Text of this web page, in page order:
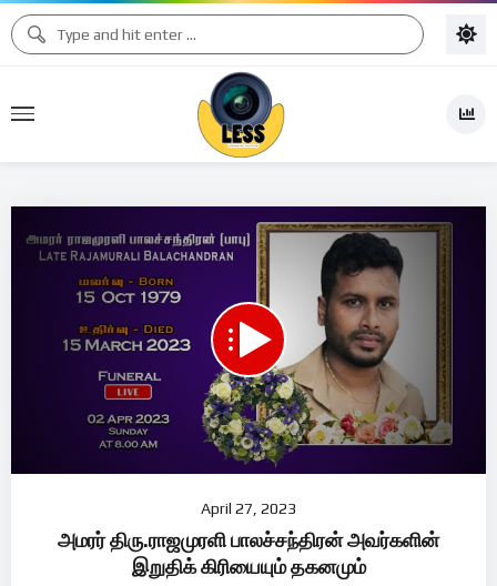
Code 150: Unknown error.
Download File: https://www.youtube.com/watch?v=zz3JBu1MfdY
April 27, 2023
அமரர் திரு.ராஜமுரளி பாலச்சந்திரன் அவர்களின்
இறுதிக் கிரியையும் தகனமும்